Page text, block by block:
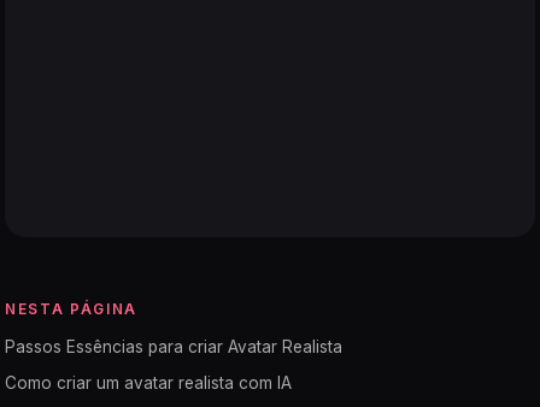
NESTA PÁGINA
Passos Essências para criar Avatar Realista
Como criar um avatar realista com IA